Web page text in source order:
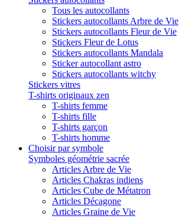
Tous les autocollants
Stickers autocollants Arbre de Vie
Stickers autocollants Fleur de Vie
Stickers Fleur de Lotus
Stickers autocollants Mandala
Sticker autocollant astro
Stickers autocollants witchy
Stickers vitres
T-shirts originaux zen
T-shirts femme
T-shirts fille
T-shirts garçon
T-shirts homme
Choisir par symbole
Symboles géométrie sacrée
Articles Arbre de Vie
Articles Chakras indiens
Articles Cube de Métatron
Articles Décagone
Articles Graine de Vie